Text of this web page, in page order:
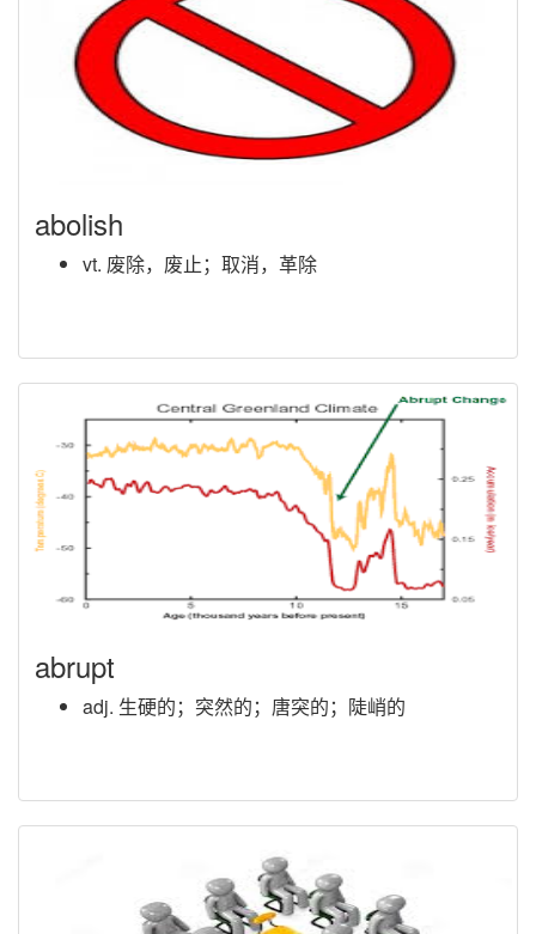
abolish
vt. 废除，废止；取消，革除
abrupt
adj. 生硬的；突然的；唐突的；陡峭的